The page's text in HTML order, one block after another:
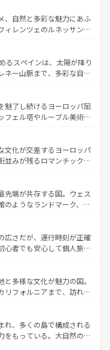
、自然と多彩な魅力にあふ
ィレンツェのルネッサンス
景やアマルフィ海岸の絶
。観光の合間には、本場の
リア料理を堪能することも
れない旅をしてみよう！
ンテンツ一覧 を参照してほ
るスペインは、太陽が降り
ネー山脈まで、多彩な自然
なフラメンコ、熱気あふ
スが生活の一部となってい
た雰囲気や、バルセロナの
ートまで多彩な表情を見
が異なるスペインはその個
れる人を魅了する。 なお、新着のスペイン情報はコ
魅了し続けるヨーロッパ屈
フェル塔やルーブル美術館
華麗な宮殿、歴史的な大
かな自然が、訪れる者を心
は美食の国としても知ら
ランス、プロヴァンスの
彩な楽しみ方が可能だ。さ
が溢れており、どの街角に
全く異なる文化を体験で
のフランス情報はコンテンツ一覧
文化が交差するヨーロッパ
並みが残るロマンチック街
も飽きることがない。ベ
ン州のアルプスの絶景、そ
いった風景は必見。ビール
。 なお、新着の
参照してほしい。
先端が共存する国。ウェス
のようなランドマーク、歴
た、優雅なアフタヌーン
ない英国パブ、サッカー観
体験も豊富。イギリスを旅
広さだが、運行時刻が正確
心者でも安心して個人旅行
スならではのユニークな
でなく町歩きも満喫する
いため物価も高いが、旅行
もできる。 なお、新
覧 を参照してほしい。
多様な文化が魅力の国。
リフォルニアまで、訪れる
ッピング、エンターテイ
ポットだ。一方、アメリカ
ンドキャニオンやイエロー
れ、多くの島で構成される
をもっている。大自然の神